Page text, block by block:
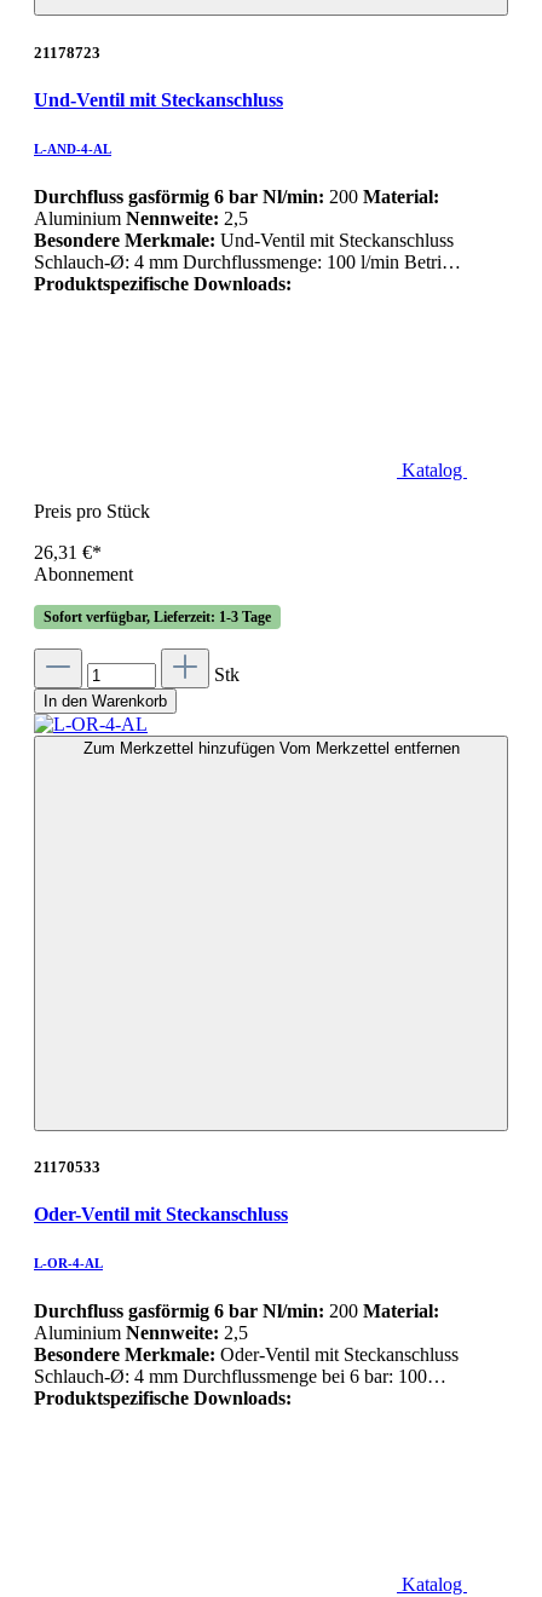
21178723
Und-Ventil mit Steckanschluss
L-AND-4-AL
Durchfluss gasförmig 6 bar Nl/min: 200 Material:
Aluminium Nennweite: 2,5
Besondere Merkmale: Und-Ventil mit Steckanschluss
Schlauch-Ø: 4 mm Durchflussmenge: 100 l/min Betri…
Produktspezifische Downloads:
Katalog
Preis pro Stück
26,31 €*
Abonnement
Sofort verfügbar, Lieferzeit: 1-3 Tage
Stk
In den Warenkorb
Zum Merkzettel hinzufügen Vom Merkzettel entfernen
21170533
Oder-Ventil mit Steckanschluss
L-OR-4-AL
Durchfluss gasförmig 6 bar Nl/min: 200 Material:
Aluminium Nennweite: 2,5
Besondere Merkmale: Oder-Ventil mit Steckanschluss
Schlauch-Ø: 4 mm Durchflussmenge bei 6 bar: 100…
Produktspezifische Downloads:
Katalog